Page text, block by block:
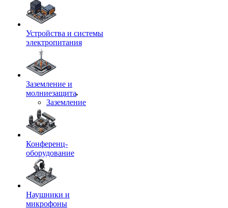
Устройства и системы
электропитания
Заземление и
молниезащита
Заземление
Конференц-
оборудование
Наушники и
микрофоны